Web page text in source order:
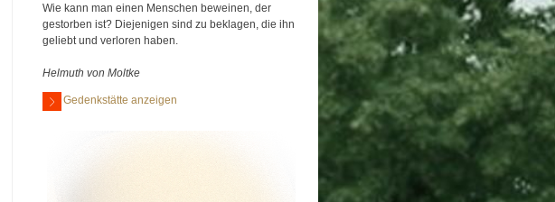
Wie kann man einen Menschen beweinen, der
gestorben ist? Diejenigen sind zu beklagen, die ihn
geliebt und verloren haben.
Helmuth von Moltke
Gedenkstätte anzeigen